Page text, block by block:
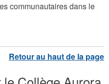
communautaires dans le